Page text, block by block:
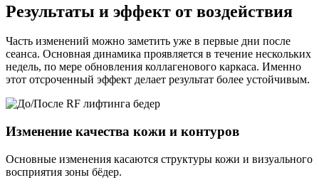
Результаты и эффект от воздействия
Часть изменений можно заметить уже в первые дни после
сеанса. Основная динамика проявляется в течение нескольких
недель, по мере обновления коллагенового каркаса. Именно
этот отсроченный эффект делает результат более устойчивым.
Изменение качества кожи и контуров
Основные изменения касаются структуры кожи и визуального
восприятия зоны бёдер.